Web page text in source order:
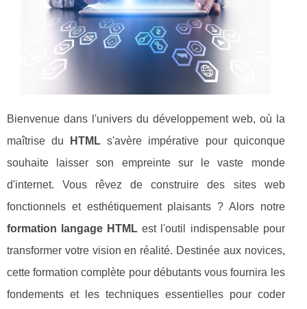
Bienvenue dans l'univers du développement web, où la
maîtrise du
HTML s'avère impérative pour quiconque
souhaite laisser son empreinte sur le vaste monde
d'internet. Vous rêvez de construire des sites web
fonctionnels et esthétiquement plaisants ? Alors notre
formation langage HTML est l'outil indispensable pour
transformer votre vision en réalité. Destinée aux novices,
cette formation complète pour débutants vous fournira les
fondements et les techniques essentielles pour coder